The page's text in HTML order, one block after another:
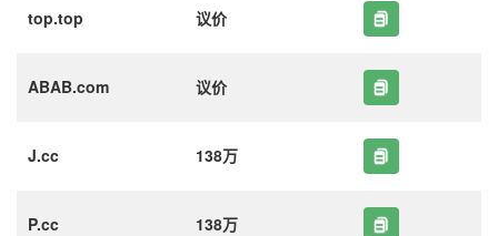
top.top 议价
ABAB.com 议价
J.cc 138万
P.cc 138万